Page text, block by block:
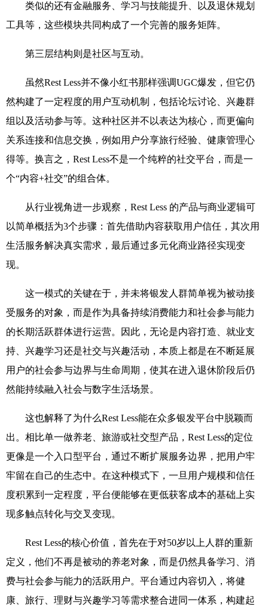
类似的还有金融服务、学习与技能提升、以及退休规划
工具等，这些模块共同构成了一个完善的服务矩阵。
第三层结构则是社区与互动。
虽然Rest Less并不像小红书那样强调UGC爆发，但它仍
然构建了一定程度的用户互动机制，包括论坛讨论、兴趣群
组以及活动参与等。这种社区并不以表达为核心，而更偏向
关系连接和信息交换，例如用户分享旅行经验、健康管理心
得等。换言之， Rest Less不是一个纯粹的社交平台，而是一
个“内容+社交”的组合体。
从行业视角进一步观察， Rest Less 的产品与商业逻辑可
以简单概括为3个步骤：首先借助内容获取用户信任，其次用
生活服务解决真实需求，最后通过多元化商业路径实现变
现。
这一模式的关键在于，并未将银发人群简单视为被动接
受服务的对象，而是作为具备持续消费能力和社会参与能力
的长期活跃群体进行运营。因此，无论是内容打造、就业支
持、兴趣学习还是社交与兴趣活动，本质上都是在不断延展
用户的社会参与边界与生命周期，使其在进入退休阶段后仍
然能持续融入社会与数字生活场景。
这也解释了为什么Rest Less能在众多银发平台中脱颖而
出。相比单一做养老、旅游或社交型产品， Rest Less的定位
更像是一个入口型平台，通过不断扩展服务边界，把用户牢
牢留在自己的生态中。在这种模式下，一旦用户规模和信任
度积累到一定程度，平台便能够在更低获客成本的基础上实
现多触点转化与交叉变现。
Rest Less的核心价值，首先在于对50岁以上人群的重新
定义，他们不再是被动的养老对象，而是仍然具备学习、消
费与社会参与能力的活跃用户。平台通过内容切入，将健
康、旅行、理财与兴趣学习等需求整合进同一体系，构建起